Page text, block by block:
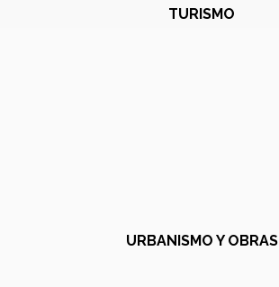
TURISMO
URBANISMO Y OBRAS